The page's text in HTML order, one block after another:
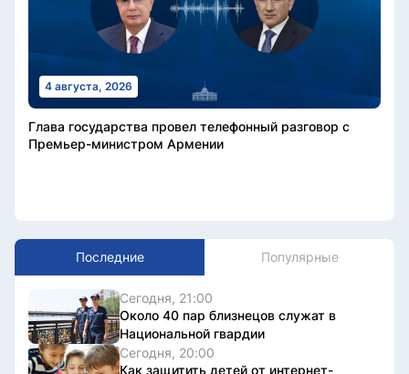
4 августа, 2026
Глава государства провел телефонный разговор с
Премьер-министром Армении
Последние Популярные
Сегодня, 21:00
Около 40 пар близнецов служат в
Национальной гвардии
Сегодня, 20:00
Как защитить детей от интернет-